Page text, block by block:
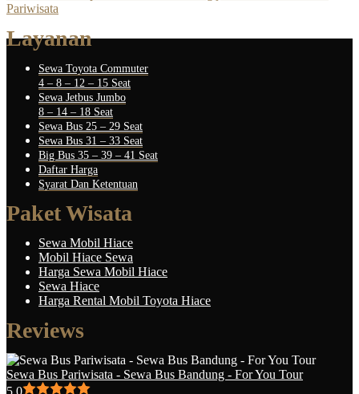
Pariwisata
Layanan
Sewa Toyota Commuter
4 – 8 – 12 – 15 Seat
Sewa Jetbus Jumbo
8 – 14 – 18 Seat
Sewa Bus 25 – 29 Seat
Sewa Bus 31 – 33 Seat
Big Bus 35 – 39 – 41 Seat
Daftar Harga
Syarat Dan Ketentuan
Paket Wisata
Sewa Mobil Hiace
Mobil Hiace Sewa
Harga Sewa Mobil Hiace
Sewa Hiace
Harga Rental Mobil Toyota Hiace
Reviews
Sewa Bus Pariwisata - Sewa Bus Bandung - For You Tour